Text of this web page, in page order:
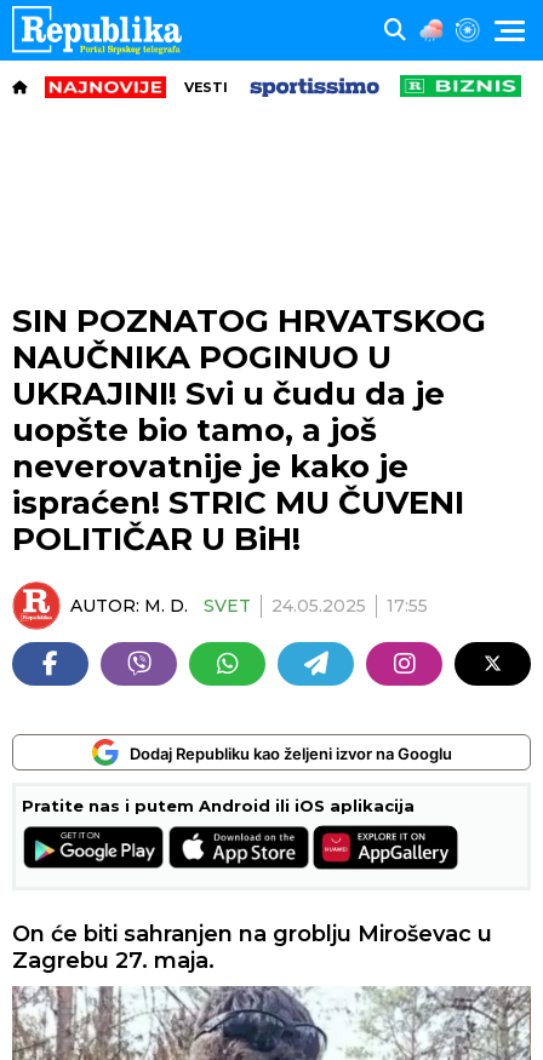
VESTI
SIN POZNATOG HRVATSKOG
NAUČNIKA POGINUO U
UKRAJINI! Svi u čudu da je
uopšte bio tamo, a još
neverovatnije je kako je
ispraćen! STRIC MU ČUVENI
POLITIČAR U BiH!
AUTOR: M. D. SVET 24.05.2025 17:55
Dodaj Republiku kao željeni izvor na Googlu
Pratite nas i putem Android ili iOS aplikacija
On će biti sahranjen na groblju Miroševac u
Zagrebu 27. maja.